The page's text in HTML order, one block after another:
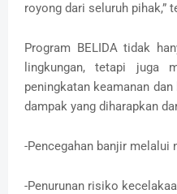
royong dari seluruh pihak,”
Program BELIDA tidak
lingkungan, tetapi juga
peningkatan keamanan
dampak yang diharapkan
-Pencegahan banjir melalui
-Penurunan risiko